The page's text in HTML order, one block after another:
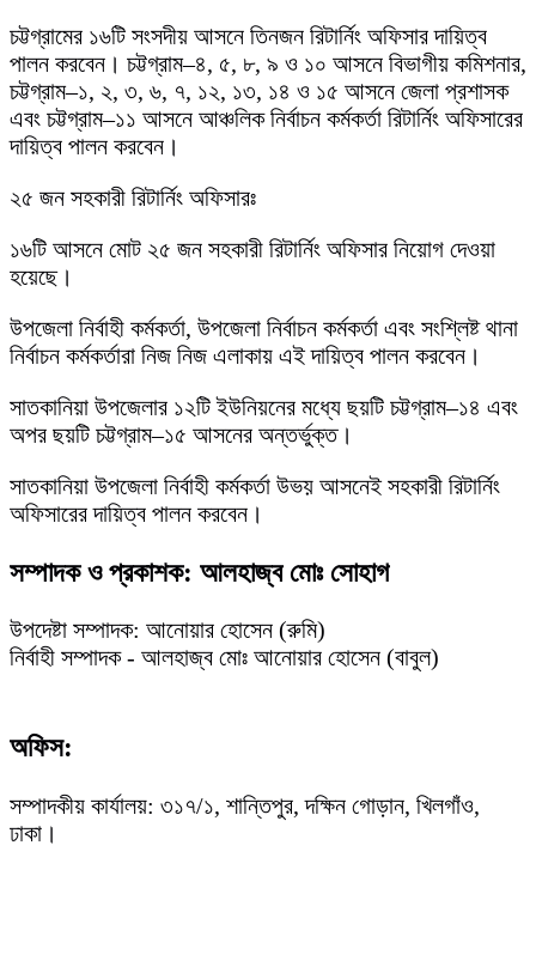
চট্টগ্রামের ১৬টি সংসদীয় আসনে তিনজন রিটার্নিং অফিসার দায়িত্ব
পালন করবেন। চট্টগ্রাম–৪, ৫, ৮, ৯ ও ১০ আসনে বিভাগীয় কমিশনার,
চট্টগ্রাম–১, ২, ৩, ৬, ৭, ১২, ১৩, ১৪ ও ১৫ আসনে জেলা প্রশাসক
এবং চট্টগ্রাম–১১ আসনে আঞ্চলিক নির্বাচন কর্মকর্তা রিটার্নিং অফিসারের
দায়িত্ব পালন করবেন।
২৫ জন সহকারী রিটার্নিং অফিসারঃ
১৬টি আসনে মোট ২৫ জন সহকারী রিটার্নিং অফিসার নিয়োগ দেওয়া
হয়েছে।
উপজেলা নির্বাহী কর্মকর্তা, উপজেলা নির্বাচন কর্মকর্তা এবং সংশ্লিষ্ট থানা
নির্বাচন কর্মকর্তারা নিজ নিজ এলাকায় এই দায়িত্ব পালন করবেন।
সাতকানিয়া উপজেলার ১২টি ইউনিয়নের মধ্যে ছয়টি চট্টগ্রাম–১৪ এবং
অপর ছয়টি চট্টগ্রাম–১৫ আসনের অন্তর্ভুক্ত।
সাতকানিয়া উপজেলা নির্বাহী কর্মকর্তা উভয় আসনেই সহকারী রিটার্নিং
অফিসারের দায়িত্ব পালন করবেন।
সম্পাদক ও প্রকাশক: আলহাজ্ব মোঃ সোহাগ
উপদেষ্টা সম্পাদক: আনোয়ার হোসেন (রুমি)
নির্বাহী সম্পাদক - আলহাজ্ব মোঃ আনোয়ার হোসেন (বাবুল)
অফিস:
সম্পাদকীয় কার্যালয়: ৩১৭/১, শান্তিপুর, দক্ষিন গোড়ান, খিলগাঁও,
ঢাকা।